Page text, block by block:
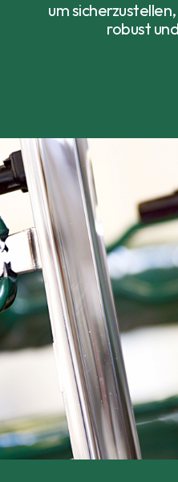
um
robust